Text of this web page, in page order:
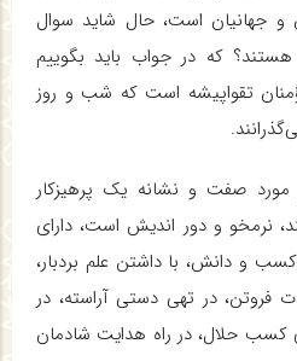
و جهانیان است، حال شاید سوال
که در جواب باید بگوییم
تقواپیشه است که شب و روز
صفت و نشانه یک پرهیزکار
نرمخو و دور اندیش است، دارای
و دانش، با داشتن علم بردبار،
فروتن، در تهی دستی آراسته، در
کسب حلال، در راه هدایت شادمان